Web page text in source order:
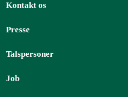
Kontakt os
Presse
Talspersoner
Job